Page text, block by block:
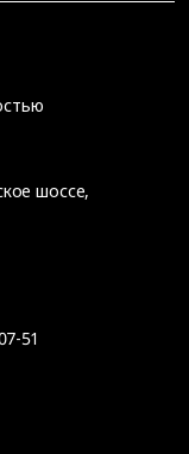
шоссе,
51